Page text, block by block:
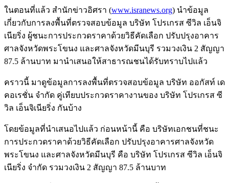
ในตอนที่แล้ว สำนักข่าวอิศรา (www.isranews.org) นำข้อมูล
เกี่ยวกับการลงพื้นที่ตรวจสอบข้อมูล บริษัท โปรเกรส ซีวิล เอ็นจิ
เนียริ่ง ผู้ชนะการประกวดราคาด้วยวิธีคัดเลือก ปรับปรุงอาคาร
ศาลจังหวัดพระโขนง และศาลจังหวัดมีนบุรี รวมวงเงิน 2 สัญญา
87.5 ล้านบาท มานำเสนอให้สาธารณชนได้รับทราบไปแล้ว
คราวนี้ มาดูข้อมูลการลงพื้นที่ตรวจสอบข้อมูล บริษัท ออกัสท์ เด
คอเรชั่น จำกัด คู่เทียบประกวดราคางานของ บริษัท โปรเกรส ซี
วิล เอ็นจิเนียริ่ง กันบ้าง
โดยข้อมูลที่นำเสนอไปแล้ว ก่อนหน้านี้ คือ บริษัทเอกชนที่ชนะ
การประกวดราคาด้วยวิธีคัดเลือก ปรับปรุงอาคารศาลจังหวัด
พระโขนง และศาลจังหวัดมีนบุรี คือ บริษัท โปรเกรส ซีวิล เอ็นจิ
เนียริ่ง จำกัด รวมวงเงิน 2 สัญญา 87.5 ล้านบาท